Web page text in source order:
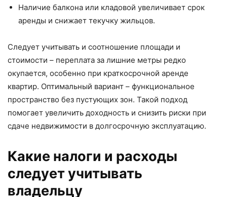
Наличие балкона или кладовой увеличивает срок
аренды и снижает текучку жильцов.
Следует учитывать и соотношение площади и
стоимости – переплата за лишние метры редко
окупается, особенно при краткосрочной аренде
квартир. Оптимальный вариант – функциональное
пространство без пустующих зон. Такой подход
помогает увеличить доходность и снизить риски при
сдаче недвижимости в долгосрочную эксплуатацию.
Какие налоги и расходы
следует учитывать
владельцу